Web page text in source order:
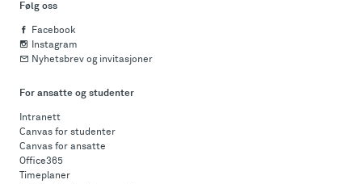
Følg oss
Facebook
Instagram
Nyhetsbrev og invitasjoner
For ansatte og studenter
Intranett
Canvas for studenter
Canvas for ansatte
Office365
Timeplaner